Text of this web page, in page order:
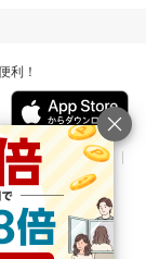
利！
情報
利用規約
アプリ一覧